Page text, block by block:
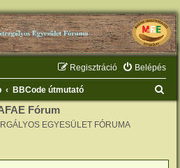
Belépés
Regisztráció
BBCode útmutató
s
Fórum
EGYESÜLET FÓRUMA